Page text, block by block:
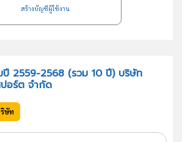
สร้างบัญชีผู้ใช้งาน
ปี 2559-2568 (รวม 10 ปี) บริษัท
อร์ต จำกัด
ษัท